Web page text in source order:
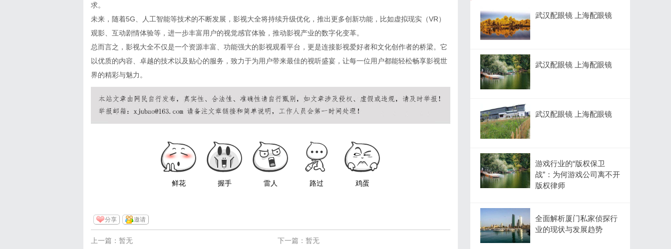
求。
未来，随着5G、人工智能等技术的不断发展，影视大全将持续升级优化，推出更多创新功能，比如虚拟现实（VR）
观影、互动剧情体验等，进一步丰富用户的视觉感官体验，推动影视产业的数字化变革。
总而言之，影视大全不仅是一个资源丰富、功能强大的影视观看平台，更是连接影视爱好者和文化创作者的桥梁。它
以优质的内容、卓越的技术以及贴心的服务，致力于为用户带来最佳的视听盛宴，让每一位用户都能轻松畅享影视世
界的精彩与魅力。
鲜花 握手 雷人 路过 鸡蛋
分享 邀请
下一篇：暂无
上一篇：暂无
武汉配眼镜 上海配眼镜
武汉配眼镜 上海配眼镜
武汉配眼镜 上海配眼镜
游戏行业的“版权保卫
战”：为何游戏公司离不开
版权律师
全面解析厦门私家侦探行
业的现状与发展趋势